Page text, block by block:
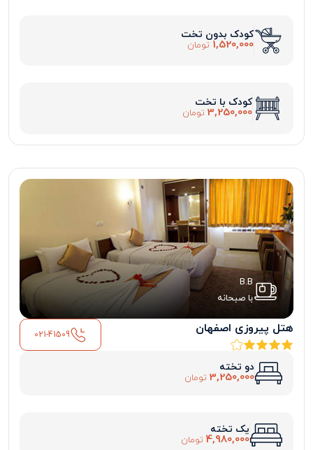
کودک بدون تخت
1,520,000 تومان
کودک با تخت
3,250,000 تومان
B.B
با صبحانه
هتل پیروزی اصفهان 021-41509
دو تخته
3,250,000 تومان
یک تخته
4,980,000 تومان